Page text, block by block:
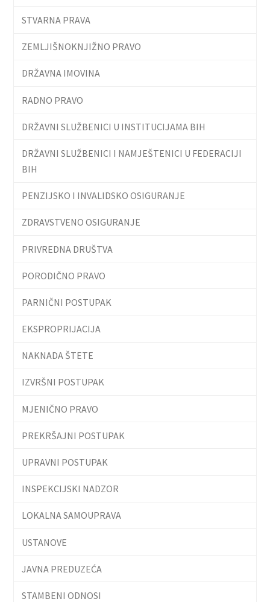
STVARNA PRAVA
ZEMLJIŠNOKNJIŽNO PRAVO
DRŽAVNA IMOVINA
RADNO PRAVO
DRŽAVNI SLUŽBENICI U INSTITUCIJAMA BIH
DRŽAVNI SLUŽBENICI I NAMJEŠTENICI U FEDERACIJI
BIH
PENZIJSKO I INVALIDSKO OSIGURANJE
ZDRAVSTVENO OSIGURANJE
PRIVREDNA DRUŠTVA
PORODIČNO PRAVO
PARNIČNI POSTUPAK
EKSPROPRIJACIJA
NAKNADA ŠTETE
IZVRŠNI POSTUPAK
MJENIČNO PRAVO
PREKRŠAJNI POSTUPAK
UPRAVNI POSTUPAK
INSPEKCIJSKI NADZOR
LOKALNA SAMOUPRAVA
USTANOVE
JAVNA PREDUZEĆA
STAMBENI ODNOSI